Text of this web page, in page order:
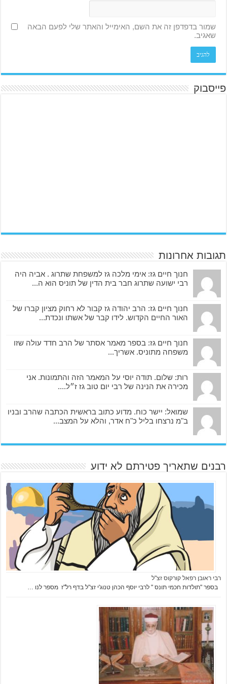
שמור בדפדפן זה את השם, האימייל והאתר שלי לפעם הבאה
שאגיב.
פייסבוק
תגובות אחרונות
חנוך חיים גז: אימי מלכה גז למשפחת שתרוג . אביה היה
רבי ישועה שתרוג חבר בית הדין של תוניס הוא ה...
חנוך חיים גז: הרב יהודה גז קבור לא רחוק מציון קברו של
האור החיים הקדוש. לידו קבר של אשתו ונכדת...
חנוך חיים גז: בספר מאמר אסתר של הרב חדד עולה שזו
משפחה מתוניס. אשריך...
רות: שלום. תודה יוסי על המאמר הזה והתמונות. אני
מכירה את הנינה של רבי יום טוב גז ז״ל....
שמואל: יישר כוח. מדוע כתוב בראשית הכתבה שהרב ובניו
ב"מ נרצחו בליל כ"ח אדר, והלא על המצב...
רבנים שתאריך פטירתם לא ידוע
רבי ראובן רפאל קורקוס זצ"ל
בספר "תולדות חכמי תונס " לרבי יוסף הכהן טנוג'י זצ"ל בדף רל"ז מספר לנו …